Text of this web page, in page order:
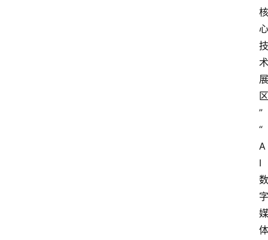
核
心
技
术
展
区
”
“
A
I
数
字
媒
体